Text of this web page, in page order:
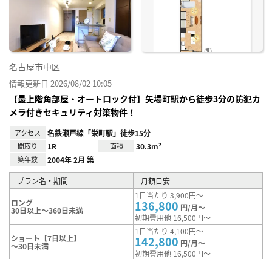
名古屋市中区
情報更新日 2026/08/02 10:05
【最上階角部屋・オートロック付】矢場町駅から徒歩3分の防犯カ
メラ付きセキュリティ対策物件！
アクセス 名鉄瀬戸線「栄町駅」徒歩15分
間取り 1R 面積 30.3m²
築年数 2004年 2月 築
プラン名・期間 月額目安
ロング
30日以上～360日未満
1日当たり 3,900円～
136,800 円/月～
初期費用他 16,500円～
ショート【7日以上】
～30日未満
1日当たり 4,100円～
142,800 円/月～
初期費用他 16,500円～